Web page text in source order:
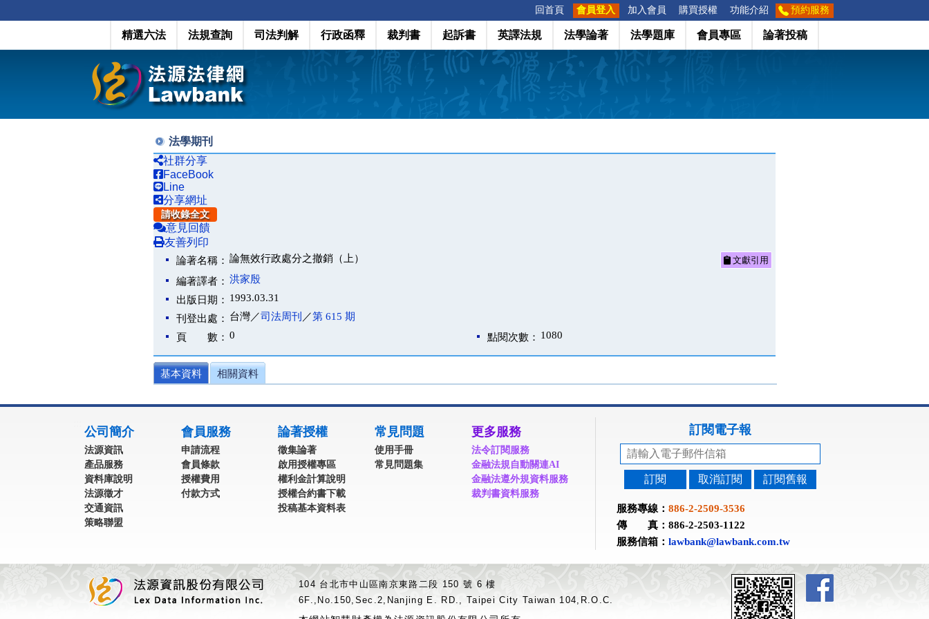
回首頁 會員登入 加入會員 購買授權 功能介紹 預約服務
精選六法 法規查詢 司法判解 行政函釋 裁判書 起訴書 英譯法規 法學論著 法學題庫 會員專區 論著投稿
法學期刊
社群分享
FaceBook
Line
分享網址
請收錄全文
意見回饋
友善列印
論著名稱： 論無效行政處分之撤銷（上） 文獻引用
編著譯者： 洪家殷
出版日期： 1993.03.31
刊登出處： 台灣／司法周刊 ／第 615 期
頁 數： 0 點閱次數： 1080
基本資料 相關資料
公司簡介
法源資訊
產品服務
資料庫說明
法源徵才
交通資訊
策略聯盟
會員服務
申請流程
會員條款
授權費用
付款方式
論著授權
徵集論著
啟用授權專區
權利金計算說明
授權合約書下載
投稿基本資料表
常見問題
使用手冊
常見問題集
更多服務
法令訂閱服務
金融法規自動關連AI
金融法遵外規資料服務
裁判書資料服務
訂閱電子報
訂閱 取消訂閱 訂閱舊報
服務專線： 886-2-2509-3536
傳 真：886-2-2503-1122
服務信箱： lawbank@lawbank.com.tw
104 台北市中山區南京東路二段 150 號 6 樓
6F.,No.150,Sec.2,Nanjing E. RD., Taipei City Taiwan 104,R.O.C.